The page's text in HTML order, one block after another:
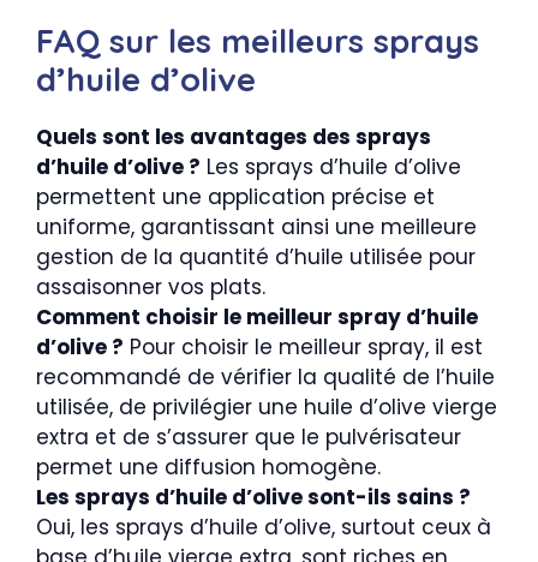
FAQ sur les meilleurs sprays
d’huile d’olive
Quels sont les avantages des sprays
d’huile d’olive ? Les sprays d’huile d’olive
permettent une application précise et
uniforme, garantissant ainsi une meilleure
gestion de la quantité d’huile utilisée pour
assaisonner vos plats.
Comment choisir le meilleur spray d’huile
d’olive ? Pour choisir le meilleur spray, il est
recommandé de vérifier la qualité de l’huile
utilisée, de privilégier une huile d’olive vierge
extra et de s’assurer que le pulvérisateur
permet une diffusion homogène.
Les sprays d’huile d’olive sont-ils sains ?
Oui, les sprays d’huile d’olive, surtout ceux à